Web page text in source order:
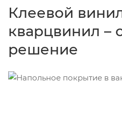
Клеевой
кварцвинил –
решение